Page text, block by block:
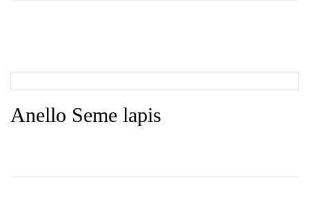
Anello Seme lapis